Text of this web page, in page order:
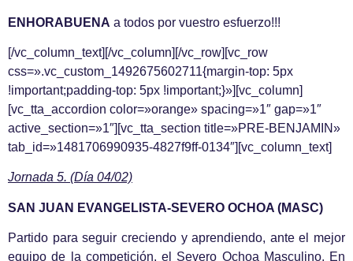
ENHORABUENA a todos por vuestro esfuerzo!!!
[/vc_column_text][/vc_column][/vc_row][vc_row
css=».vc_custom_1492675602711{margin-top: 5px
!important;padding-top: 5px !important;}»][vc_column]
[vc_tta_accordion color=»orange» spacing=»1″ gap=»1″
active_section=»1″][vc_tta_section title=»PRE-BENJAMIN»
tab_id=»1481706990935-4827f9ff-0134″][vc_column_text]
Jornada 5. (Día 04/02)
SAN JUAN EVANGELISTA-SEVERO OCHOA (MASC)
Partido para seguir creciendo y aprendiendo, ante el mejor
equipo de la competición, el Severo Ochoa Masculino. En